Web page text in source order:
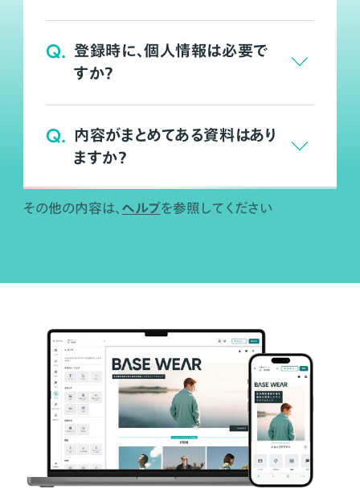
Q. 登録時に、個人情報は必要で
すか？
Q. 内容がまとめてある資料はあり
ますか？
その他の内容は、 ヘルプを参照してください